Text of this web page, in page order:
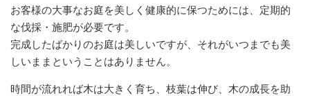
お客様の大事なお庭を美しく健康的に保つためには、定期的
な伐採・施肥が必要です。
完成したばかりのお庭は美しいですが、それがいつまでも美
しいままということはありません。
時間が流れれば木は大きく育ち、枝葉は伸び、木の成長を助